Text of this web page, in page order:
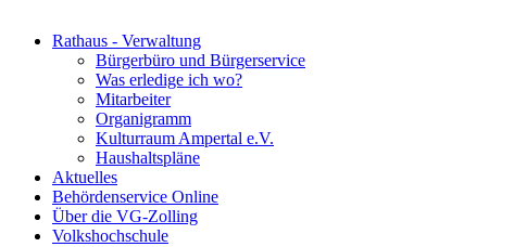
Rathaus - Verwaltung
Bürgerbüro und Bürgerservice
Was erledige ich wo?
Mitarbeiter
Organigramm
Kulturraum Ampertal e.V.
Haushaltspläne
Aktuelles
Behördenservice Online
Über die VG-Zolling
Volkshochschule